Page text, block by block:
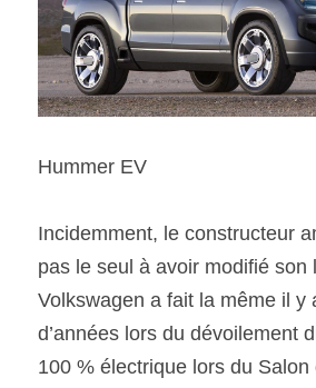
Hummer EV
Incidemment, le constructeur
pas le seul à avoir modifié son
Volkswagen a fait la même il y
d’années lors du dévoilement
100 % électrique lors du Salon